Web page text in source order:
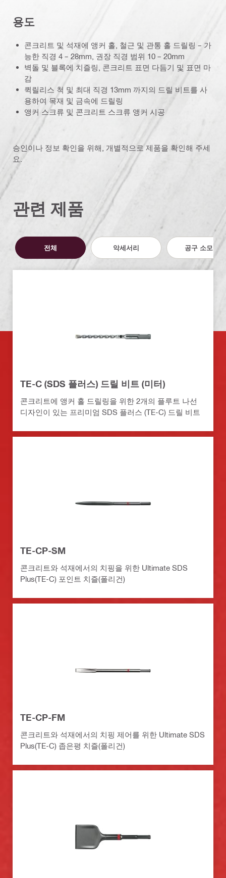
용도
콘크리트 및 석재에 앵커 홀, 철근 및 관통 홀 드릴링 – 가
능한 직경 4 – 28mm, 권장 직경 범위 10 – 20mm
벽돌 및 블록에 치즐링, 콘크리트 표면 다듬기 및 표면 마
감
퀵릴리스 척 및 최대 직경 13mm 까지의 드릴 비트를 사
용하여 목재 및 금속에 드릴링
앵커 스크류 및 콘크리트 스크류 앵커 시공
승인이나 정보 확인을 위해, 개별적으로 제품을 확인해 주세
요.
관련 제품
전체 악세서리 공구 소모품
TE-C (SDS 플러스) 드릴 비트 (미터)
콘크리트에 앵커 홀 드릴링을 위한 2개의 플루트 나선
디자인이 있는 프리미엄 SDS 플러스 (TE-C) 드릴 비트
TE-CP-SM
콘크리트와 석재에서의 치핑을 위한 Ultimate SDS
Plus(TE-C) 포인트 치즐(폴리건)
TE-CP-FM
콘크리트와 석재에서의 치핑 제어를 위한 Ultimate SDS
Plus(TE-C) 좁은평 치즐(폴리건)